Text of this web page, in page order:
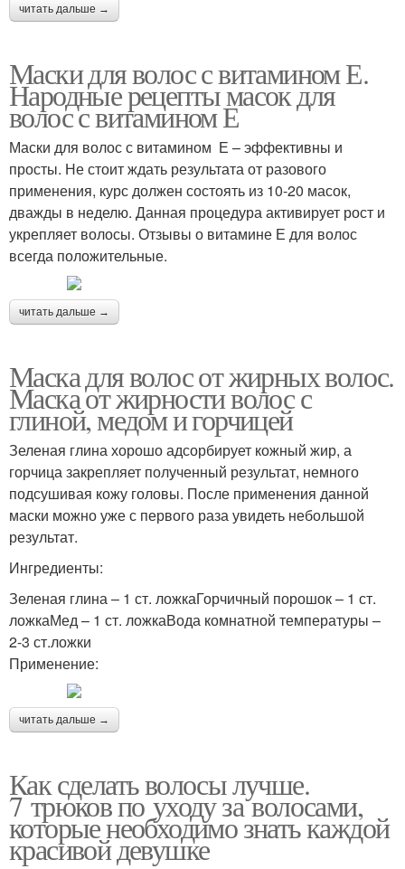
читать дальше →
Маски для волос с витамином Е.
Народные рецепты масок для
волос с витамином Е
Маски для волос с витамином Е – эффективны и
просты. Не стоит ждать результата от разового
применения, курс должен состоять из 10-20 масок,
дважды в неделю. Данная процедура активирует рост и
укрепляет волосы. Отзывы о витамине Е для волос
всегда положительные.
читать дальше →
Маска для волос от жирных волос.
Маска от жирности волос с
глиной, медом и горчицей
Зеленая глина хорошо адсорбирует кожный жир, а
горчица закрепляет полученный результат, немного
подсушивая кожу головы. После применения данной
маски можно уже с первого раза увидеть небольшой
результат.
Ингредиенты:
Зеленая глина – 1 ст. ложкаГорчичный порошок – 1 ст.
ложкаМед – 1 ст. ложкаВода комнатной температуры –
2-3 ст.ложки
Применение:
читать дальше →
Как сделать волосы лучше.
7 трюков по уходу за волосами,
которые необходимо знать каждой
красивой девушке